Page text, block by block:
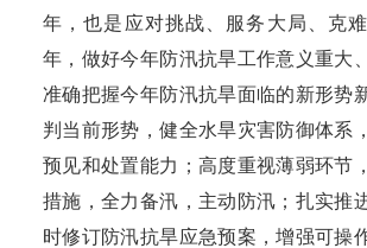
年，也是应对挑战、服务大局、克
年，做好今年防汛抗旱工作意义重大
准确把握今年防汛抗旱面临的新形势
判当前形势，健全水旱灾害防御体系
预见和处置能力；高度重视薄弱环节
措施，全力备汛，主动防汛；扎实推
时修订防汛抗旱应急预案，增强可操